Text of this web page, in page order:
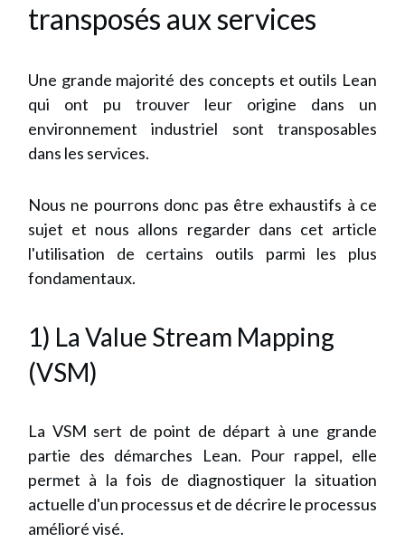
transposés aux services
Une grande majorité des concepts et outils Lean
qui ont pu trouver leur origine dans un
environnement industriel sont transposables
dans les services.
Nous ne pourrons donc pas être exhaustifs à ce
sujet et nous allons regarder dans cet article
l'utilisation de certains outils parmi les plus
fondamentaux.
1) La Value Stream Mapping
(VSM)
La VSM sert de point de départ à une grande
partie des démarches Lean. Pour rappel, elle
permet à la fois de diagnostiquer la situation
actuelle d'un processus et de décrire le processus
amélioré visé.